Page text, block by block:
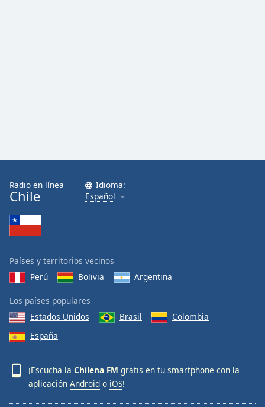
Radio en línea
Chile
Idioma:
Español
Países y territorios vecinos
Perú
Bolivia Argentina
Los países populares
Estados Unidos
Brasil
Colombia
España
¡Escucha la Chilena FM gratis en tu smartphone con la
aplicación Android o iOS!